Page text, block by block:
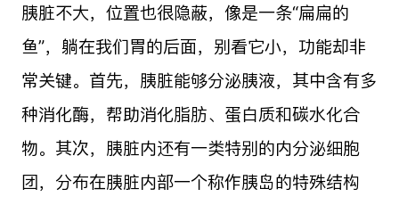
胰脏不大，位置也很隐蔽，像是一条“扁扁的
鱼”，躺在我们胃的后面，别看它小，功能却非
常关键。首先，胰脏能够分泌胰液，其中含有多
种消化酶，帮助消化脂肪、蛋白质和碳水化合
物。其次，胰脏内还有一类特别的内分泌细胞
团，分布在胰脏内部一个称作胰岛的特殊结构